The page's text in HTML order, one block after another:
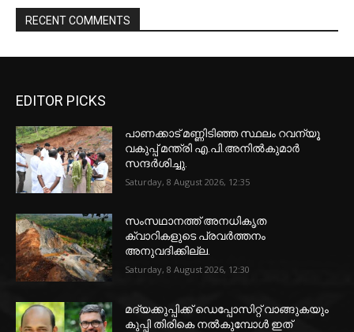
RECENT COMMENTS
EDITOR PICKS
പാണക്കാട് മണ്ണിടിഞ്ഞ സ്ഥലം റവന്യൂ
വകുപ്പ് മന്ത്രി എ.പി.അനിൽകുമാർ
സന്ദർശിച്ചു.
Saturday, 8 August 2026, 12:35
സംസഥാനത്ത് അനധികൃത
ക്വാറികളുടെ പ്രവര്‍ത്തനം
അനുവദിക്കില്ല.
Saturday, 8 August 2026, 12:30
മദ്യക്കുപ്പിക്ക് ഡെപ്പോസിറ്റ് വാങ്ങുകയും
കുപ്പി തിരികെ നല്‍കുമ്പോള്‍ ഇത്